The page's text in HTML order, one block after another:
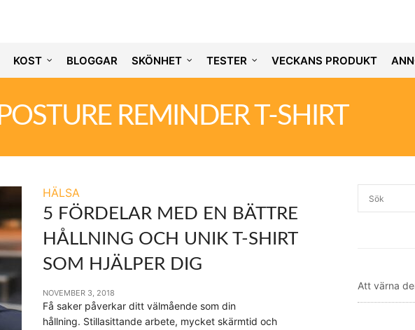
KOST BLOGGAR SKÖNHET TESTER VECKANS PRODUKT
POSTURE REMINDER T-SHIRT
HÄLSA
5 FÖRDELAR MED EN BÄTTRE
HÅLLNING OCH UNIK T-SHIRT
SOM HJÄLPER DIG
NOVEMBER 3, 2018
Få saker påverkar ditt välmående som din
hållning. Stillasittande arbete, mycket skärmtid och
Att värna